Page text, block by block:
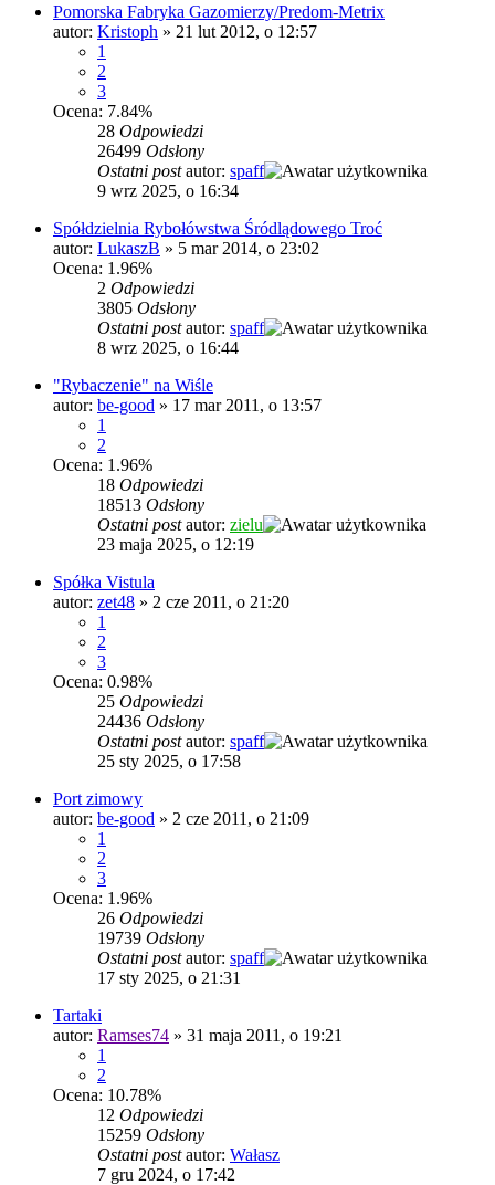
Pomorska Fabryka Gazomierzy/Predom-Metrix
autor: Kristoph » 21 lut 2012, o 12:57
1
2
3
Ocena: 7.84%
28 Odpowiedzi
26499 Odsłony
Ostatni postautor: spaff
9 wrz 2025, o 16:34
Spółdzielnia Rybołówstwa Śródlądowego Troć
autor: LukaszB » 5 mar 2014, o 23:02
Ocena: 1.96%
2 Odpowiedzi
3805 Odsłony
Ostatni postautor: spaff
8 wrz 2025, o 16:44
"Rybaczenie" na Wiśle
autor: be-good » 17 mar 2011, o 13:57
1
2
Ocena: 1.96%
18 Odpowiedzi
18513 Odsłony
Ostatni postautor: zielu
23 maja 2025, o 12:19
Spółka Vistula
autor: zet48 » 2 cze 2011, o 21:20
1
2
3
Ocena: 0.98%
25 Odpowiedzi
24436 Odsłony
Ostatni postautor: spaff
25 sty 2025, o 17:58
Port zimowy
autor: be-good » 2 cze 2011, o 21:09
1
2
3
Ocena: 1.96%
26 Odpowiedzi
19739 Odsłony
Ostatni postautor: spaff
17 sty 2025, o 21:31
Tartaki
autor: Ramses74 » 31 maja 2011, o 19:21
1
2
Ocena: 10.78%
12 Odpowiedzi
15259 Odsłony
Ostatni postautor: Wałasz
7 gru 2024, o 17:42